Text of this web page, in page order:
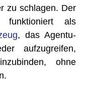
zu schla­gen. Der
funk­tio­niert als
, das Agen­tu­
auf­zu­grei­fen,
ohne